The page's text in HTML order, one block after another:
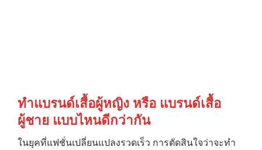
ทำแบรนด์เสื้อผู้หญิง หรือ แบรนด์เสื้อ
ผู้ชาย แบบไหนดีกว่ากัน
ในยุคที่แฟชั่นเปลี่ยนแปลงรวดเร็ว การตัดสินใจว่าจะทำ